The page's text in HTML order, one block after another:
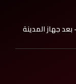
جهاز المدينة